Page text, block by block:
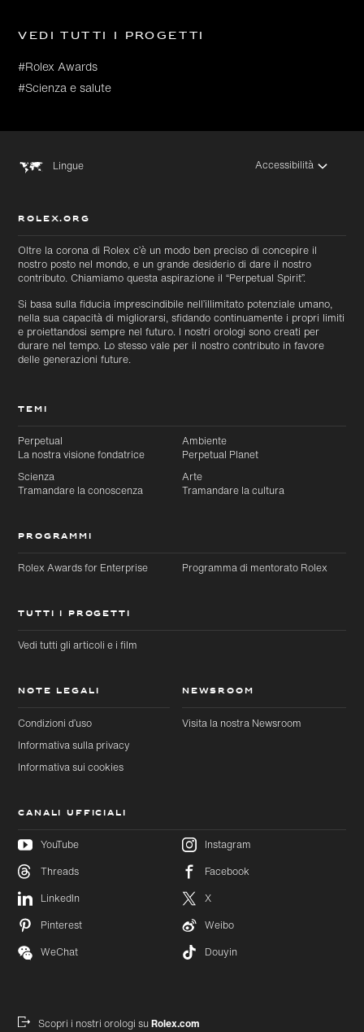
Passa al
contenuto
principale
Passa
al
footer
Vedi tutti i progetti
#Rolex Awards
#Scienza e salute
Lingue Accessibilità
ROLEX.ORG
Oltre la corona di Rolex c’è un modo ben preciso di concepire il
nostro posto nel mondo, e un grande desiderio di dare il nostro
contributo. Chiamiamo questa aspirazione il “Perpetual Spirit”.
Si basa sulla fiducia imprescindibile nell’illimitato potenziale umano,
nella sua capacità di migliorarsi, sfidando continuamente i propri limiti
e proiettandosi sempre nel futuro. I nostri orologi sono creati per
durare nel tempo. Lo stesso vale per il nostro contributo in favore
delle generazioni future.
TEMI
Perpetual
La nostra visione fondatrice
Ambiente
Perpetual Planet
Scienza
Tramandare la conoscenza
Arte
Tramandare la cultura
PROGRAMMI
Rolex Awards for Enterprise Programma di mentorato Rolex
TUTTI I PROGETTI
Vedi tutti gli articoli e i film
NOTE LEGALI
Condizioni d’uso
Informativa sulla privacy
Informativa sui cookies
NEWSROOM
Visita la nostra Newsroom
CANALI UFFICIALI
YouTube
Instagram
Threads
Facebook
LinkedIn
X
Pinterest
Weibo
WeChat
Douyin
Scopri i nostri orologi suRolex.com